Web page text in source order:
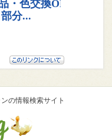
の情報検索サイト